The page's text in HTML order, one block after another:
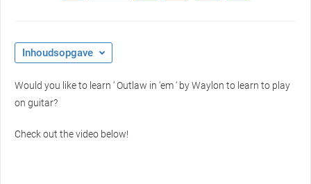
Inhoudsopgave
Would you like to learn ‘ Outlaw in ‘em ‘ by Waylon to learn to play
on guitar?
Check out the video below!